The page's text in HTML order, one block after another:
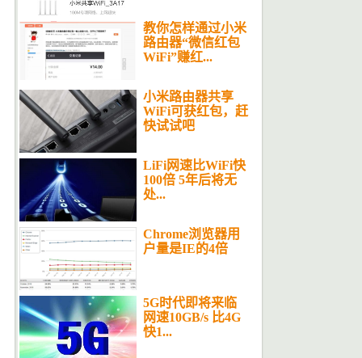
教你怎样通过小米
路由器“微信红包
WiFi”赚红...
小米路由器共享
WiFi可获红包，赶
快试试吧
LiFi网速比WiFi快
100倍 5年后将无
处...
Chrome浏览器用
户量是IE的4倍
5G时代即将来临
网速10GB/s 比4G
快1...